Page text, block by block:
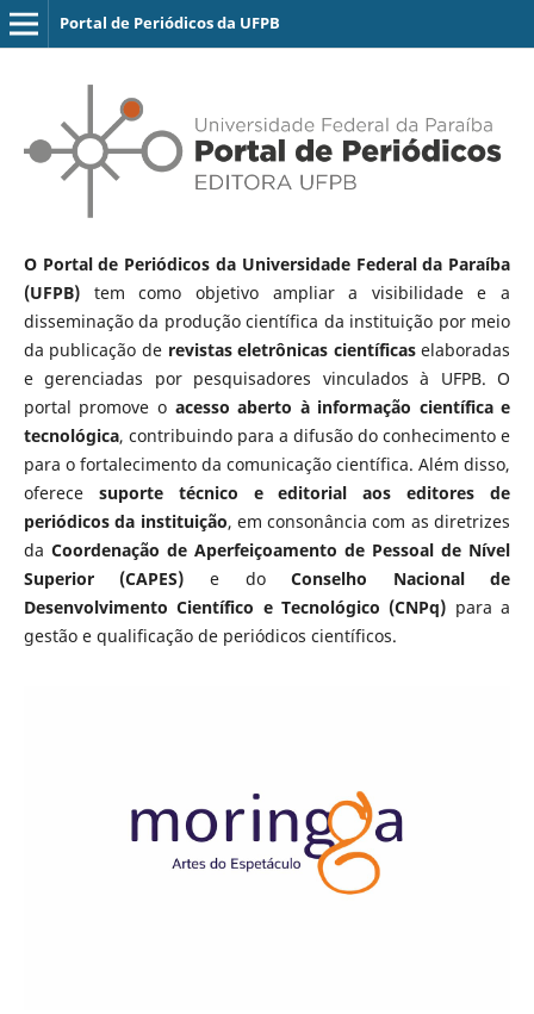
Portal de Periódicos da UFPB
O Portal de Periódicos da Universidade Federal da Paraíba
(UFPB)tem como objetivo ampliar a visibilidade e a
disseminação da produção científica da instituição por meio
da publicação de revistas eletrônicas científicaselaboradas
e gerenciadas por pesquisadores vinculados à UFPB. O
portal promove o acesso aberto à informação científica e
tecnológica, contribuindo para a difusão do conhecimento e
para o fortalecimento da comunicação científica. Além disso,
oferece suporte técnico e editorial aos editores de
periódicos da instituição, em consonância com as diretrizes
da Coordenação de Aperfeiçoamento de Pessoal de Nível
Superior (CAPES) e doConselho Nacional de
Desenvolvimento Científico e Tecnológico (CNPq) para a
gestão e qualificação de periódicos científicos.